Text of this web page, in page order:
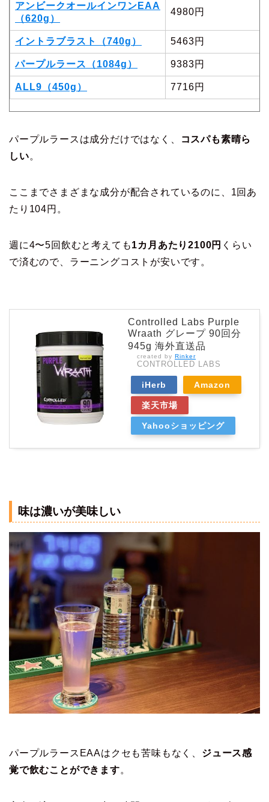
アンビークオールインワンEAA
（620g）
4980円
イントラブラスト（740g） 5463円
パープルラース（1084g） 9383円
ALL9（450g） 7716円
パープルラースは成分だけではなく、
コスパも素晴ら
しい。
ここまでさまざまな成分が配合されているのに、1回あ
たり104円。
週に4〜5回飲むと考えても1カ月あたり2100円 くらい
で済むので、ラーニングコストが安いです。
Controlled Labs Purple
Wraath グレープ 90回分
945g 海外直送品
created by Rinker
CONTROLLED LABS
iHerb Amazon
楽天市場
Yahooショッピング
味は濃いが美味しい
パープルラースEAAはクセも苦味もなく、 ジュース感
覚で飲むことができます。